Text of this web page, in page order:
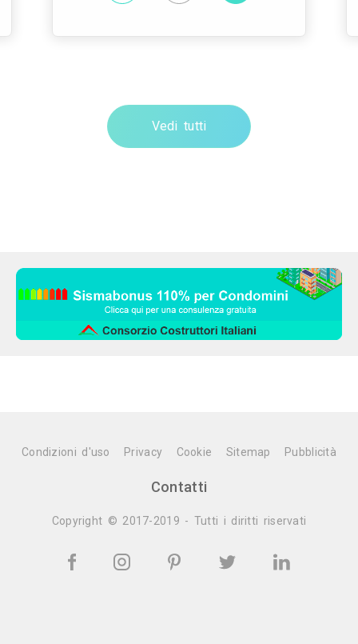
Vedi tutti
Condizioni d'uso Privacy Cookie Sitemap Pubblicità
Contatti
Copyright © 2017-2019 - Tutti i diritti riservati